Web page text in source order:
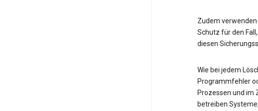
Zudem
Schutz für den
diesen
Wie bei jedem
Programmfehler
Prozessen und im
betreiben